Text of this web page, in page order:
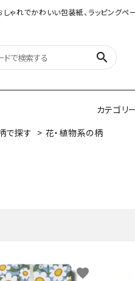
ゃれでかわいい包装紙、ラッピングペ
search
カテゴリ
で探す > 花・植物系の柄
favorite